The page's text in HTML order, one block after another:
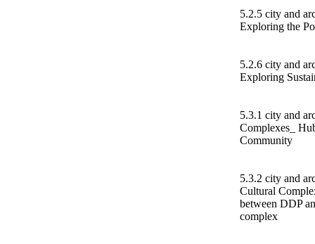
5.2.5 city and
Exploring the
5.2.6 city and
Exploring
5.3.1 city and
Complexes_
Community
5.3.2 city and
Cultural
between DDP
complex